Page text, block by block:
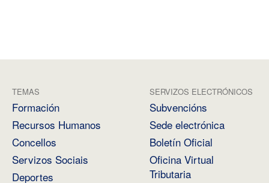
TEMAS
Formación
Recursos Humanos
Concellos
Servizos Sociais
Deportes
SERVIZOS ELECTRÓNICOS
Subvencións
Sede electrónica
Boletín Oficial
Oficina Virtual
Tributaria